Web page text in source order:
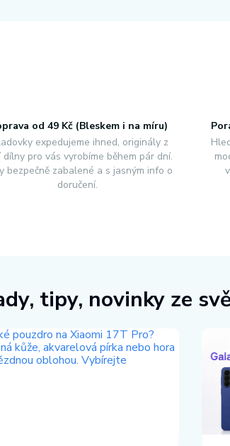
od 49 Kč (Bleskem i na míru)
expedujeme ihned, originály z
dílny pro vás vyrobíme během pár dní.
bezpečně zabalené a s jasným info o
doručení.
tipy, novinky ze